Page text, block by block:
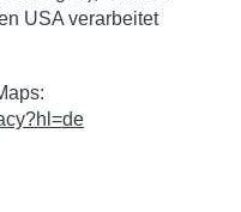
USA verarbeitet